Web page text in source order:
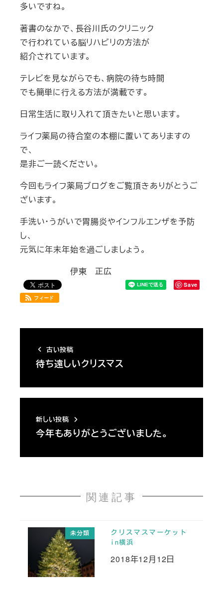
多いですね。
著書のなかで、長谷川氏のクリニック
で行われている脳リハビリの方法が
紹介されています。
テレビを見ながらでも、病院の待ち時間
でも簡単に行える方法が満載です。
日常生活に取り入れて頂きたいと思います。
ライフ薬局の待合室の本棚に置いてありますの
で、
是非ご一読ください。
今回もライフ薬局ブログをご覧頂きありがとうご
ざいます。
手洗い・うがいで胃腸炎やインフルエンザを予防
し、
元気に年末年始を過ごしましょう。
伊東 正広
Save
フィード
古い投稿
待ち遠しいクリスマス
新しい投稿
今年もありがとうございました。
関連記事
未分類
クリスマスマーケット
in横浜
投稿日
2018年12月12日